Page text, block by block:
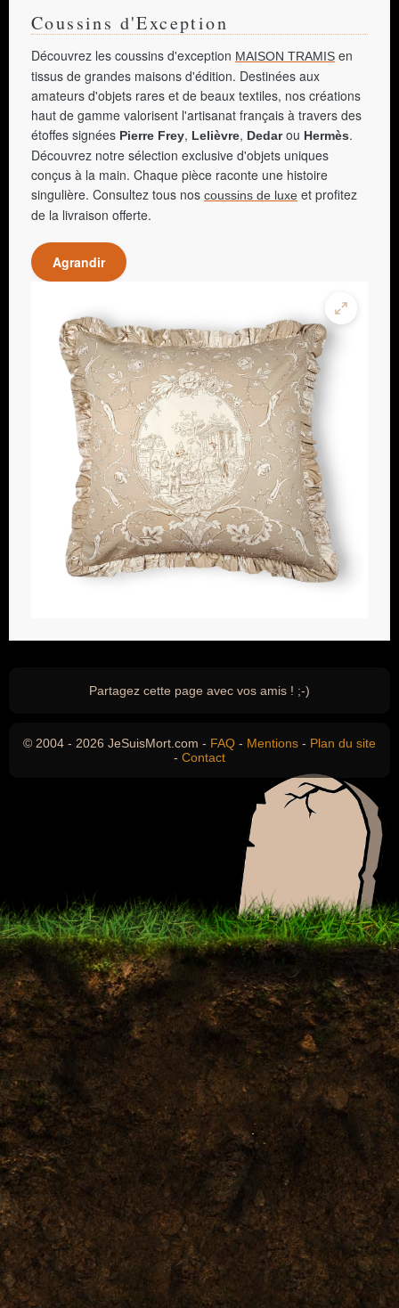
Coussins d'Exception
Découvrez les coussins d'exception MAISON TRAMIS en
tissus de grandes maisons d'édition. Destinées aux
amateurs d'objets rares et de beaux textiles, nos créations
haut de gamme valorisent l'artisanat français à travers des
étoffes signées Pierre Frey, Lelièvre, Dedarou Hermès.
Découvrez notre sélection exclusive d'objets uniques
conçus à la main. Chaque pièce raconte une histoire
singulière. Consultez tous nos coussins de luxe et profitez
de la livraison offerte.
Agrandir
Partagez cette page avec vos amis ! ;-)
© 2004 - 2026 JeSuisMort.com - FAQ - Mentions - Plan du site
- Contact